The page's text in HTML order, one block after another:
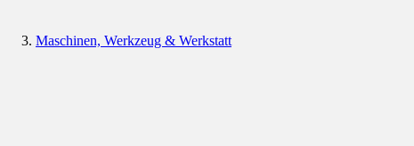
Maschinen, Werkzeug & Werkstatt